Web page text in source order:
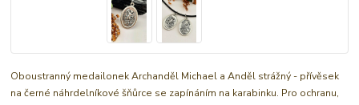
Oboustranný medailonek Archanděl Michael a Anděl strážný - přívěsek
na černé náhrdelníkové šňůrce se zapínáním na karabinku. Pro ochranu,